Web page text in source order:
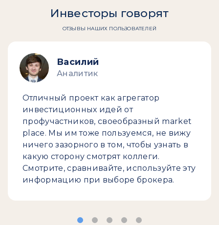
Инвесторы говорят
ОТЗЫВЫ НАШИХ ПОЛЬЗОВАТЕЛЕЙ
Василий
Аналитик
Отличный проект как агрегатор
инвестиционных идей от
профучастников, своеобразный market
place. Мы им тоже пользуемся, не вижу
ничего зазорного в том, чтобы узнать в
какую сторону смотрят коллеги.
Смотрите, сравнивайте, используйте эту
информацию при выборе брокера.